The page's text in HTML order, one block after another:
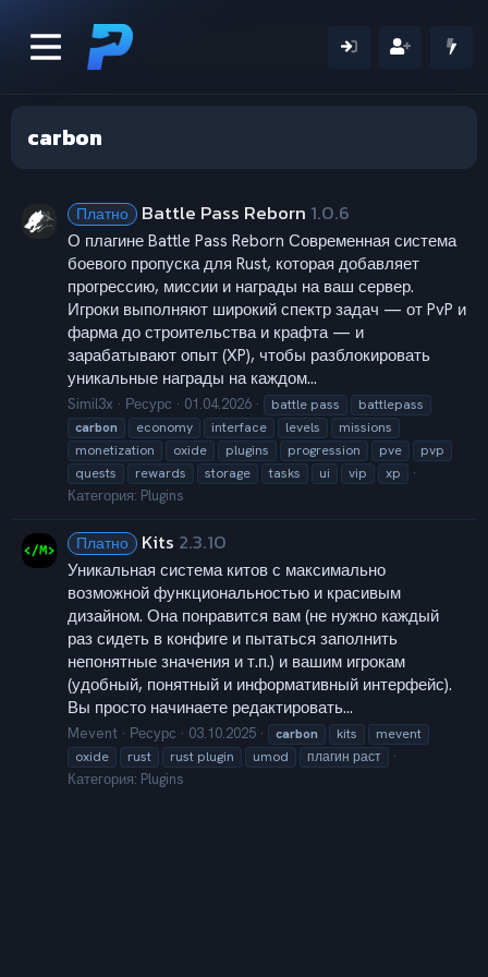
carbon
Платно Battle Pass Reborn 1.0.6
О плагине Battle Pass Reborn Современная система
боевого пропуска для Rust, которая добавляет
прогрессию, миссии и награды на ваш сервер.
Игроки выполняют широкий спектр задач — от PvP и
фарма до строительства и крафта — и
зарабатывают опыт (XP), чтобы разблокировать
уникальные награды на каждом...
Simil3x Ресурс 01.04.2026 battle pass
battlepass
carbon
economy interface levels
missions
monetization
oxide plugins progression pve
pvp
quests
rewards storage tasks ui vip xp
Категория: Plugins
Платно Kits 2.3.10
Уникальная система китов с максимально
возможной функциональностью и красивым
дизайном. Она понравится вам (не нужно каждый
раз сидеть в конфиге и пытаться заполнить
непонятные значения и т.п.) и вашим игрокам
(удобный, понятный и информативный интерфейс).
Вы просто начинаете редактировать...
Mevent Ресурс 03.10.2025 carbon kits
mevent
oxide
rust rust plugin umod плагин раст
Категория: Plugins